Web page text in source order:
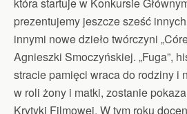
prezentujemy jeszcze sześć
innymi nowe dzieło twórczyni
Agnieszki Smoczyńskiej. „Fuga”,
stracie pamięci wraca do rodziny i
w roli żony i matki, zostanie
Krytyki Filmowej. W tym roku